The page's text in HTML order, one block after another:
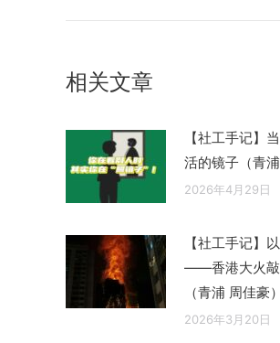
导
章：
相关文章
【社工手记】
活的镜子（青浦
2026年4月29日
【社工手记】
——香港大火敲
（青浦 周佳豪）
2026年3月20日